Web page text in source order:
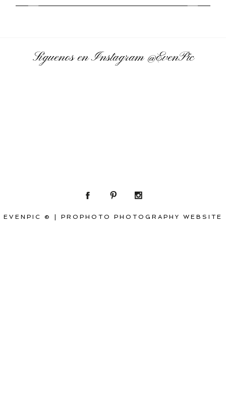
Síguenos en Instagram@EvenPic
EVENPIC © PROPHOTO PHOTOGRAPHY WEBSITE